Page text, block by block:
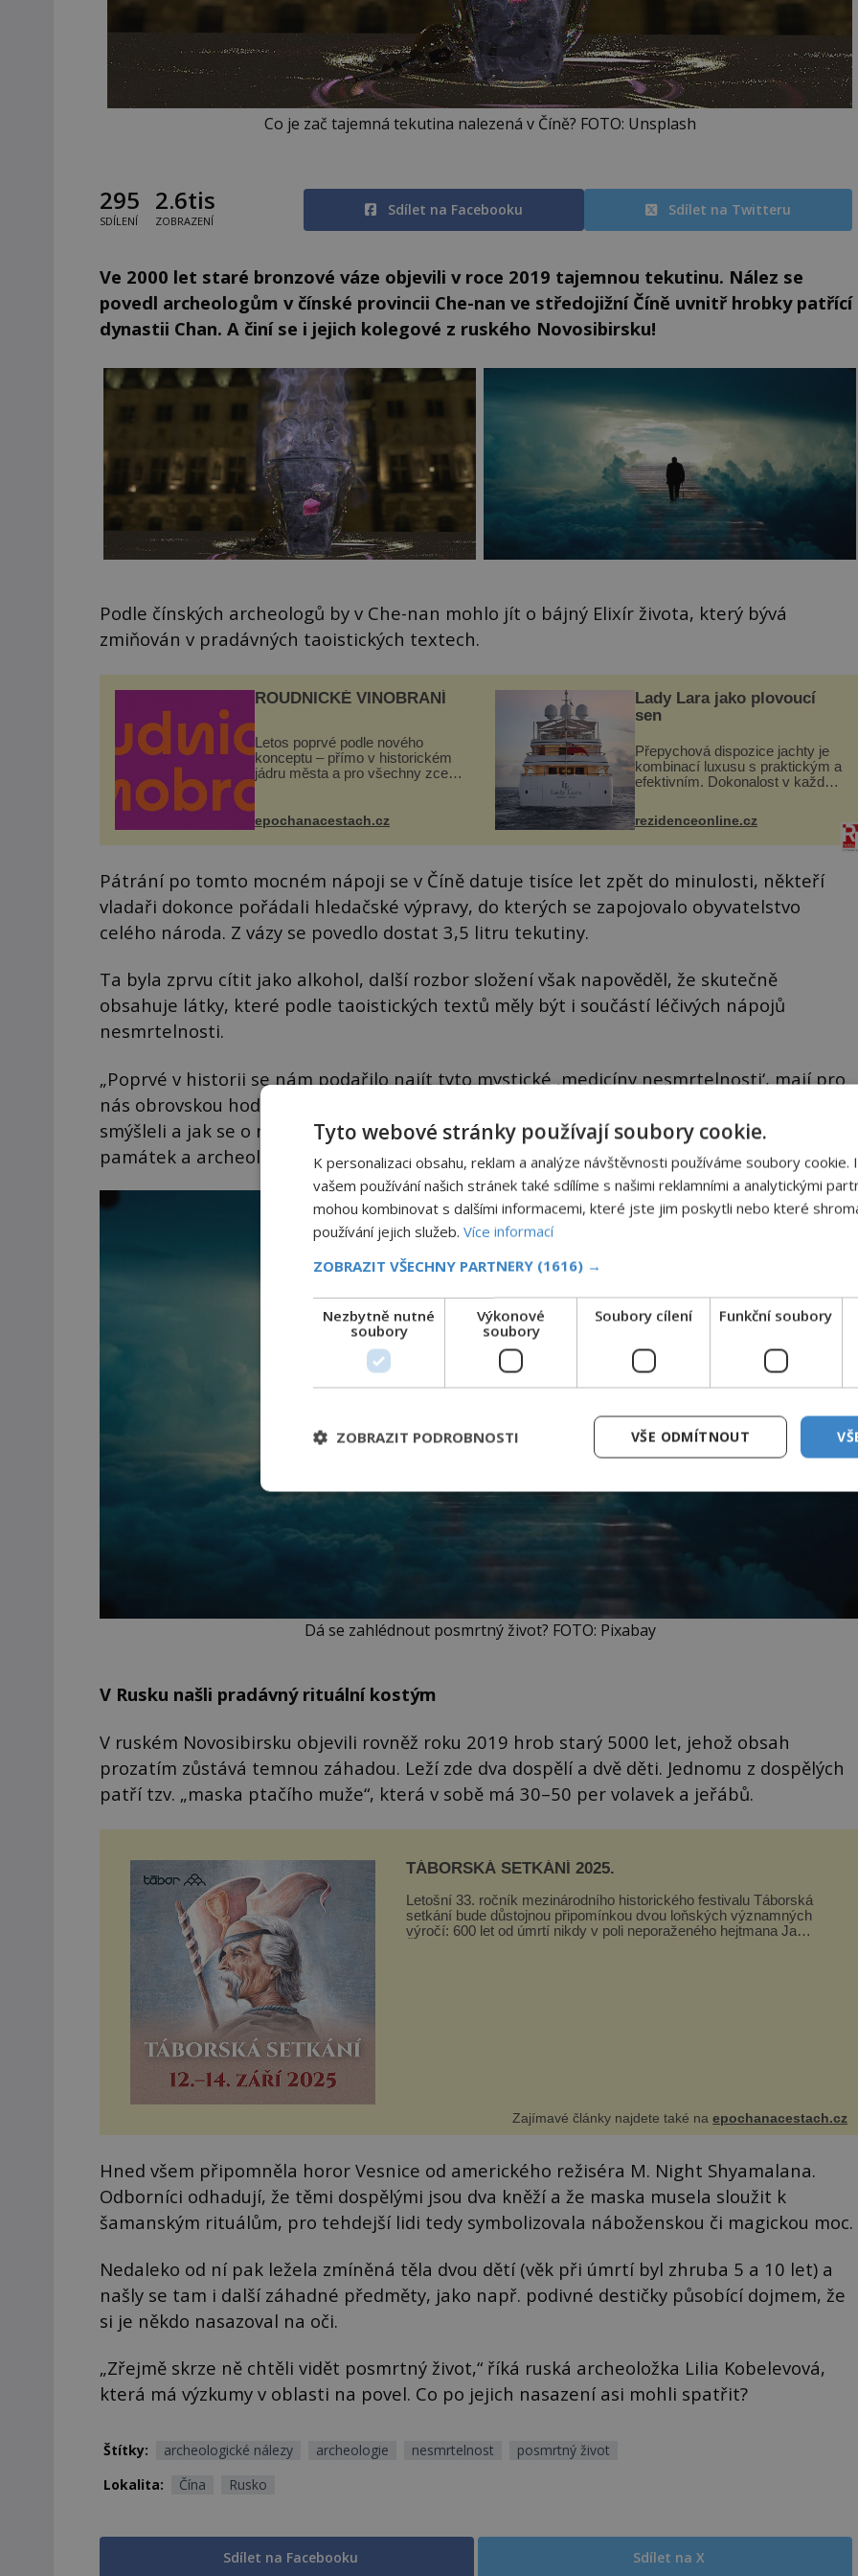
Co je zač tajemná tekutina nalezená v Číně? FOTO: Unsplash
295
SDÍLENÍ
2.6tis
ZOBRAZENÍ
Sdílet na Facebooku Sdílet na Twitteru
Ve 2000 let staré bronzové váze objevili v roce 2019 tajemnou tekutinu. Nález se
povedl archeologům v čínské provincii Che-nan ve středojižní Číně uvnitř hrobky patřící
dynastii Chan. A činí se i jejich kolegové z ruského Novosibirsku!
Podle čínských archeologů by v Che-nan mohlo jít o bájný Elixír života, který bývá
zmiňován v pradávných taoistických textech.
ROUDNICKÉ VINOBRANÍ
Letos poprvé podle nového
konceptu – přímo v historickém
jádru města a pro všechny zcela
náměstí. Návštěvníci se mohou
epochanacestach.cz
Lady Lara jako plovoucí
sen
Přepychová dispozice jachty je
kombinací luxusu s praktickým a
efektivním. Dokonalost v každém
Casa, kterou byly vybaveny její
paluby. Monacký přístav nabízí
každoročn...
rezidenceonline.cz
Pátrání po tomto mocném nápoji se v Číně datuje tisíce let zpět do minulosti, někteří
vladaři dokonce pořádali hledačské výpravy, do kterých se zapojovalo obyvatelstvo
celého národa. Z vázy se povedlo dostat 3,5 litru tekutiny.
Ta byla zprvu cítit jako alkohol, další rozbor složení však napověděl, že skutečně
obsahuje látky, které podle taoistických textů měly být i součástí léčivých nápojů
nesmrtelnosti.
„Poprvé v historii se nám podařilo najít tyto mystické ‚medicíny nesmrtelnosti‘, mají pro
nás obrovskou hodnotu a poslouží k výzkumu toho, jak o nesmrtelnosti staří Číňané
smýšleli a jak se o ni pokoušeli,“ řekl Shi Jiazhen, ředitel čínského Institutu kulturních
památek a archeologie.
Dá se zahlédnout posmrtný život? FOTO: Pixabay
V Rusku našli pradávný rituální kostým
V ruském Novosibirsku objevili rovněž roku 2019 hrob starý 5000 let, jehož obsah
prozatím zůstává temnou záhadou. Leží zde dva dospělí a dvě děti. Jednomu z dospělých
patří tzv. „maska ptačího muže“, která v sobě má 30–50 per volavek a jeřábů.
TÁBORSKÁ SETKÁNÍ 2025.
Letošní 33. ročník mezinárodního historického festivalu Táborská
setkání bude důstojnou připomínkou dvou loňských významných
výročí: 600 let od úmrtí nikdy v poli neporaženého hejtmana Jana
Zajímavé články najdete také naepochanacestach.cz
Hned všem připomněla horor Vesnice od amerického režiséra M. Night Shyamalana.
Odborníci odhadují, že těmi dospělými jsou dva kněží a že maska musela sloužit k
šamanským rituálům, pro tehdejší lidi tedy symbolizovala náboženskou či magickou moc.
Nedaleko od ní pak ležela zmíněná těla dvou dětí (věk při úmrtí byl zhruba 5 a 10 let) a
našly se tam i další záhadné předměty, jako např. podivné destičky působící dojmem, že
si je někdo nasazoval na oči.
„Zřejmě skrze ně chtěli vidět posmrtný život,“ říká ruská archeoložka Lilia Kobelevová,
která má výzkumy v oblasti na povel. Co po jejich nasazení asi mohli spatřit?
Štítky: archeologické nálezy archeologie nesmrtelnost
posmrtný život
Lokalita:
Čína Rusko
Sdílet na Facebooku Sdílet na X
Tyto webové stránky používají soubory cookie.
K personalizaci obsahu, reklam a analýze návštěvnosti používáme soubory cookie.
vašem používání našich stránek také sdílíme s našimi reklamními a analytickými
mohou kombinovat s dalšími informacemi, které jste jim poskytli nebo které
používání jejich služeb. Více informací
ZOBRAZIT VŠECHNY PARTNERY (1616) →
Nezbytně nutné
soubory
Výkonové
soubory
Soubory cílení Funkční soubory
VŠE ODMÍTNOUT
ZOBRAZIT PODROBNOSTI